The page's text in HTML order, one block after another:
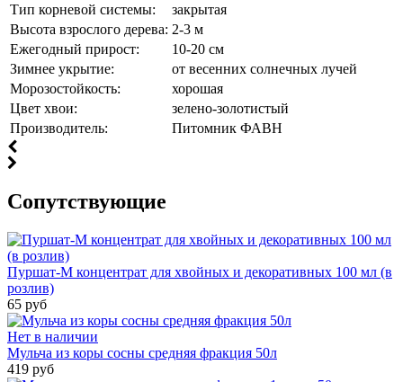
Тип корневой системы:
закрытая
Высота взрослого дерева: 2-3 м
Ежегодный прирост:
10-20 см
Зимнее укрытие:
от весенних солнечных лучей
Морозостойкость:
хорошая
Цвет хвои:
зелено-золотистый
Производитель:
Питомник ФАВН
Cопутствующие
Пуршат-М концентрат для хвойных и декоративных 100 мл (в
розлив)
65 руб
Нет в наличии
Мульча из коры сосны средняя фракция 50л
419 руб